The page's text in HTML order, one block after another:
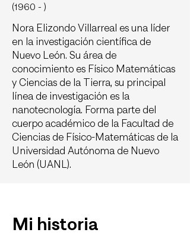
(1960 - )
Nora Elizondo Villarreal es una líder
en la investigación científica de
Nuevo León. Su área de
conocimiento es Físico Matemáticas
y Ciencias de la Tierra, su principal
línea de investigación es la
nanotecnología. Forma parte del
cuerpo académico de la Facultad de
Ciencias de Físico-Matemáticas de la
Universidad Autónoma de Nuevo
León (UANL).
Mi historia